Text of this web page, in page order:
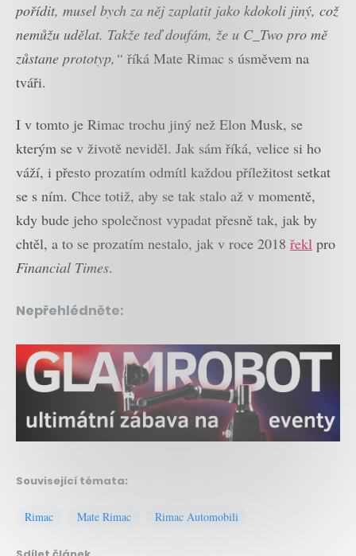
pořídit, musel bych za něj zaplatit jako kdokoli jiný, což
nemůžu udělat. Takže teď doufám, že u C_Two pro mě
zůstane prototyp,“ říká Mate Rimac s úsměvem na
tváři.
I v tomto je Rimac trochu jiný než Elon Musk, se
kterým se v životě neviděl. Jak sám říká, velice si ho
váží, i přesto prozatím odmítl každou příležitost setkat
se s ním. Chce totiž, aby se tak stalo až v momentě,
kdy bude jeho společnost vypadat přesně tak, jak by
chtěl, a to se prozatím nestalo, jak v roce 2018 řekl pro
Financial Times.
Nepřehlédněte:
Související témata:
Rimac Mate Rimac Rimac Automobili